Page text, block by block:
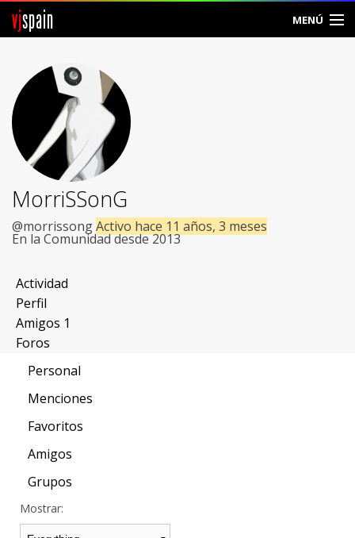
vjspain MENÚ
Foros
Noticias
Vjspain
Ayuda
Contacto
Entrar
Crear Cuenta
MorriSSonG
@morrissongActivo hace 11 años, 3 meses
En la Comunidad desde 2013
Actividad
Perfil
Amigos 1
Foros
Personal
Menciones
Favoritos
Amigos
Grupos
Mostrar: